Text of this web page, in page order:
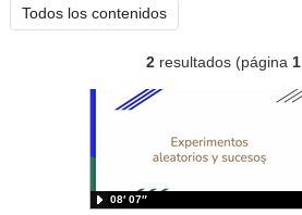
Todos los contenidos
2 resultados (página1
08′ 07″